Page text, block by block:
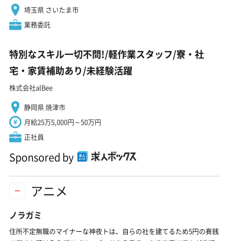
埼玉県 さいたま市
業務委託
特別なスキル一切不問!/軽作業スタッフ/寮・社
宅・家賃補助あり/未経験活躍
株式会社alBee
静岡県 焼津市
月給25万5,000円～50万円
正社員
Sponsored by
アニメ
ノラガミ
住所不定無職のマイナーな神夜トは、自らの社を建てるため5円の賽銭